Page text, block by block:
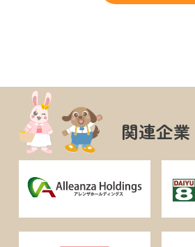
関連企業